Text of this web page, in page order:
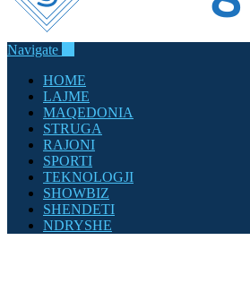
Navigate
HOME
LAJME
MAQEDONIA
STRUGA
RAJONI
SPORTI
TEKNOLOGJI
SHOWBIZ
SHENDETI
NDRYSHE